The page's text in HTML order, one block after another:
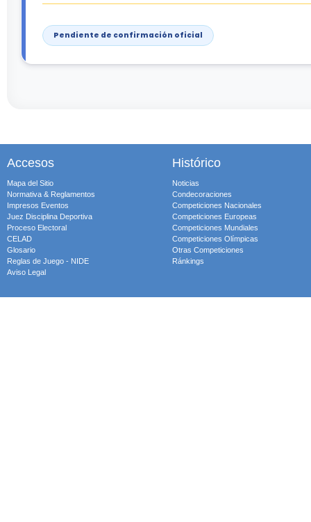
Pendiente de confirmación oficial
Accesos
Mapa del Sitio
Normativa & Reglamentos
Impresos Eventos
Juez Disciplina Deportiva
Proceso Electoral
CELAD
Glosario
Reglas de Juego - NIDE
Aviso Legal
Histórico
Noticias
Condecoraciones
Competiciones Nacionales
Competiciones Europeas
Competiciones Mundiales
Competiciones Olímpicas
Otras Competiciones
Ránkings